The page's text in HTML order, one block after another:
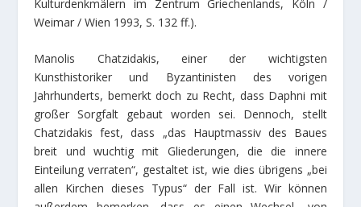
Kulturdenkmälern im Zentrum Griechenlands, Köln /
Weimar / Wien 1993, S. 132 ff.).
Manolis Chatzidakis, einer der wichtigsten
Kunsthistoriker und Byzantinisten des vorigen
Jahrhunderts, bemerkt doch zu Recht, dass Daphni mit
großer Sorgfalt gebaut worden sei. Dennoch, stellt
Chatzidakis fest, dass „das Hauptmassiv des Baues
breit und wuchtig mit Gliederungen, die die innere
Einteilung verraten“, gestaltet ist, wie dies übrigens „bei
allen Kirchen dieses Typus“ der Fall ist. Wir können